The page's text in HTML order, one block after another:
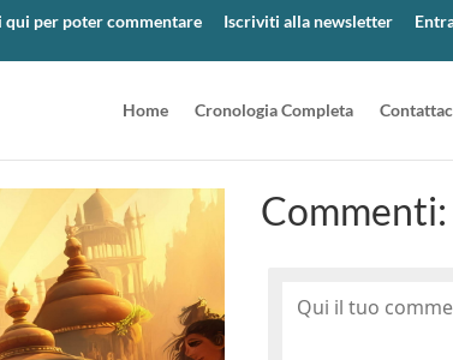
qui per poter commentare Iscriviti alla newsletter
Home Cronologia Completa
Commenti: